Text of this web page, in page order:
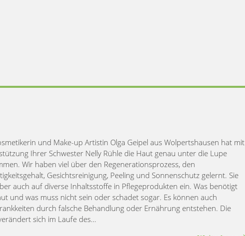
und Make-up Artistin Olga Geipel aus Wolpertshausen hat mit
Ihrer Schwester Nelly Rühle die Haut genau unter die Lupe
Wir haben viel über den Regenerationsprozess, den
Gesichtsreinigung, Peeling und Sonnenschutz gelernt. Sie
auch auf diverse Inhaltsstoffe in Pflegeprodukten ein. Was benötigt
und was muss nicht sein oder schadet sogar. Es können auch
durch falsche Behandlung oder Ernährung entstehen. Die
sich im Laufe des…